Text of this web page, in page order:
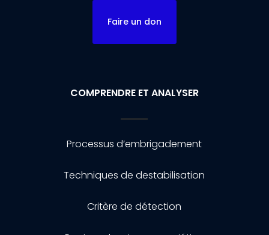
Faire un don
COMPRENDRE ET ANALYSER
Processus d’embrigadement
Techniques de destabilisation
Critère de détection